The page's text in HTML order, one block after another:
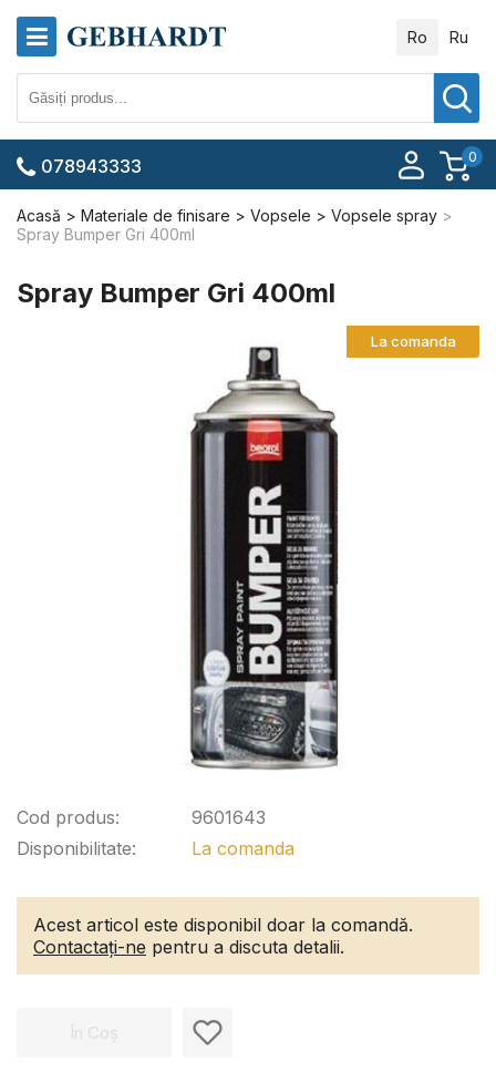
Ro Ru
0
078943333
Acasă Materiale de finisare Vopsele
Vopsele spray
Spray Bumper Gri 400ml
Spray Bumper Gri 400ml
La comanda
Cod produs:
Disponibilitate:
9601643
La comanda
Acest articol este disponibil doar la comandă.
Contactați-ne pentru a discuta detalii.
În Coș